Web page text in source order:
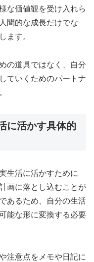
な価値観を受け入れら
間的な成長だけでな
ます。
の道具ではなく、自分
ていくためのパートナ
に活かす具体的
生活に活かすために
画に落とし込むことが
あるため、自分の生活
能な形に変換する必要
注意点をメモや日記に